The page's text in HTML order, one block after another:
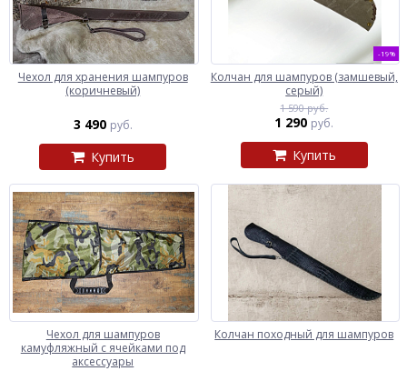
Чехол для хранения шампуров
(коричневый)
3 490 руб.
Купить
-19%
Колчан для шампуров (замшевый,
серый)
1 590 руб.
1 290 руб.
Купить
Чехол для шампуров
камуфляжный с ячейками под
аксессуары
Колчан походный для шампуров